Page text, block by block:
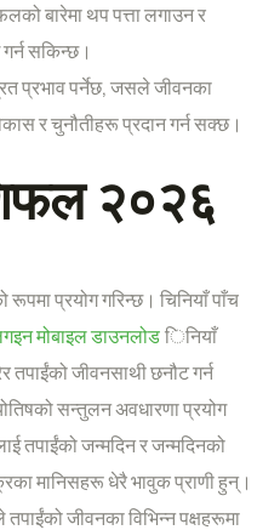
बारेमा थप पत्ता लगाउन र
सकिन्छ।
प्रभाव पर्नेछ, जसले जीवनका
र चुनौतीहरू प्रदान गर्न सक्छ।
२०२६
प्रयोग गरिन्छ। चिनियाँ पाँच
मोबाइल डाउनलोडिनियाँ
जीवनसाथी छनौट गर्न
सन्तुलन अवधारणा प्रयोग
तपाईंको जन्मदिन र जन्मदिनको
मानिसहरू धेरै भावुक प्राणी हुन्।
जीवनका विभिन्न पक्षहरूमा